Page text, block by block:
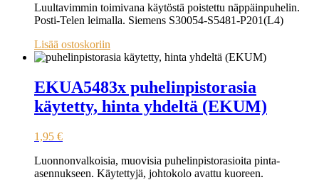
Luultavimmin toimivana käytöstä poistettu näppäinpuhelin.
Posti-Telen leimalla. Siemens S30054-S5481-P201(L4)
Lisää ostoskoriin
EKUA5483x puhelinpistorasia
käytetty, hinta yhdeltä (EKUM)
1,95 €
Luonnonvalkoisia, muovisia puhelinpistorasioita pinta-
asennukseen. Käytettyjä, johtokolo avattu kuoreen.